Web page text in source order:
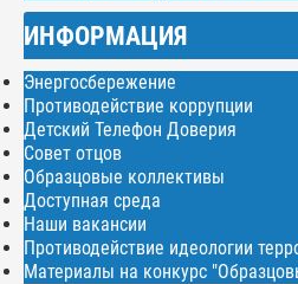
ИНФОРМАЦИЯ
Энергосбережение
Противодействие коррупции
Детский Телефон Доверия
Совет отцов
Образцовые коллективы
Доступная среда
Наши вакансии
Противодействие идеологии
Материалы на конкурс